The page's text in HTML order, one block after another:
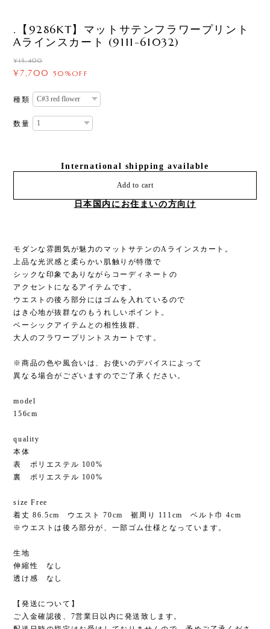
.【9286KT】マットサテンフラワープリント
Aラインスカート (9111-61032)
¥15,400
¥7,700 50%OFF
種類
数量
International shipping available
Add to cart
日本国内にお住まいの方向け
モダンな雰囲気が魅力のマットサテンのAラインスカート。
上品な光沢感と柔らかい肌触りが特徴で
シックな印象でありながらコーディネートの
アクセントになるアイテムです。
ウエストの後ろ部分にはゴムを入れているので
はき心地が抜群なのもうれしいポイント。
ベーシックアイテムとの相性抜群、
大人のフラワープリントスカートです。
※商品の色や風合いは、お使いのデバイスによって
異なる場合がございますのでご了承ください。
model
156cm
quality
本体
表 ポリエステル 100%
裏 ポリエステル 100%
size Free
着丈 86.5cm ウエスト 70cm 裾周り 111cm ベルト巾 4cm
※ウエストは後ろ部分が、一部ゴム仕様となっています。
生地
伸縮性 なし
透け感 なし
【発送について】
ご入金確認後、7営業日以内に発送致します。